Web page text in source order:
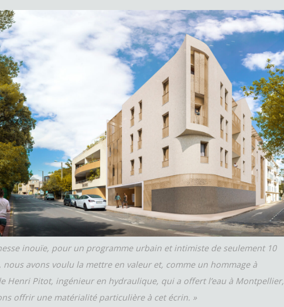
inouïe, pour un programme urbain et intimiste de seulement 10
nous avons voulu la mettre en valeur et, comme un hommage à
Henri Pitot, ingénieur en hydraulique, qui a offert l’eau à Montpellier,
offrir une matérialité particulière à cet écrin. »